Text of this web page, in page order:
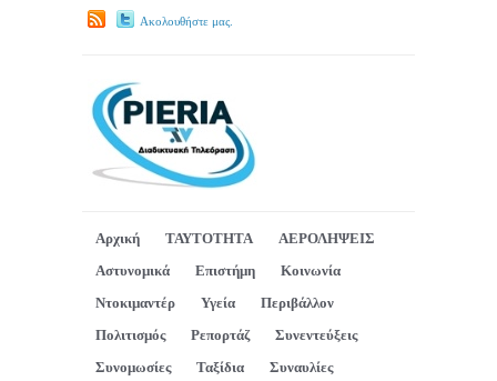
Ακολουθήστε μας.
Αρχική ΤΑΥΤΟΤΗΤΑ
ΑΕΡΟΛΗΨΕΙΣ
Αστυνομικά
Επιστήμη
Κοινωνία
Ντοκιμαντέρ
Υγεία
Περιβάλλον
Πολιτισμός
Ρεπορτάζ
Συνεντεύξεις
Συνομωσίες
Ταξίδια
Συναυλίες